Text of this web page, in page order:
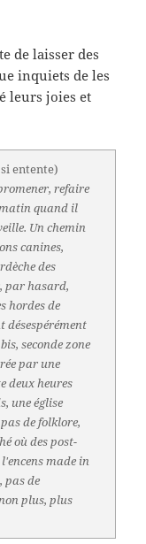
de laisser des
inquiets de les
leurs joies et
entente)
refaire
quand il
Un chemin
canines,
des
par hasard,
hordes de
désespérément
seconde zone
par une
deux heures
une église
de folklore,
où des post-
made in
pas de
plus, plus